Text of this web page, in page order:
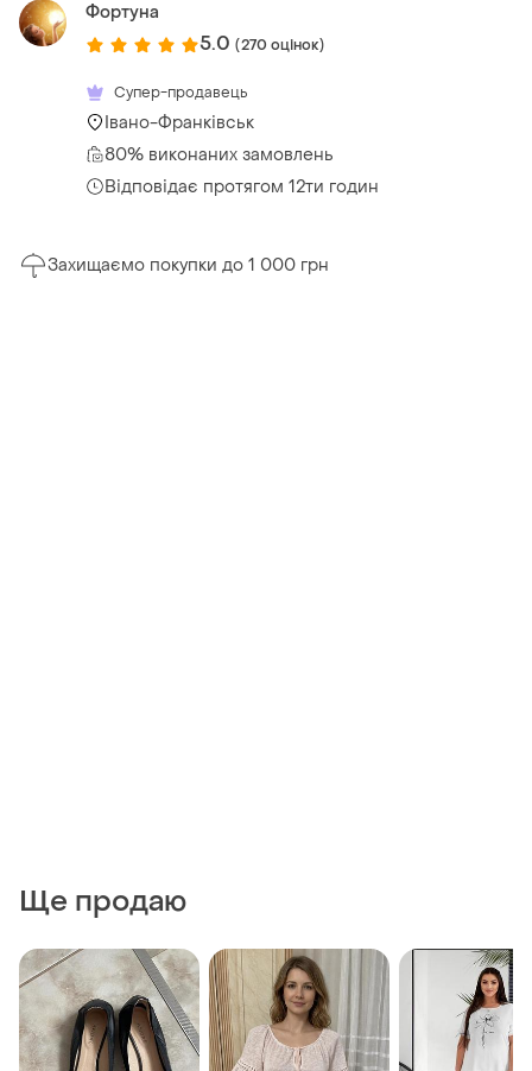
Фортуна
5.0 (270 оцінок)
Супер-продавець
Івано-Франківськ
80% виконаних замовлень
Відповідає протягом 12ти годин
Захищаємо покупки до 1 000 грн
Ще продаю